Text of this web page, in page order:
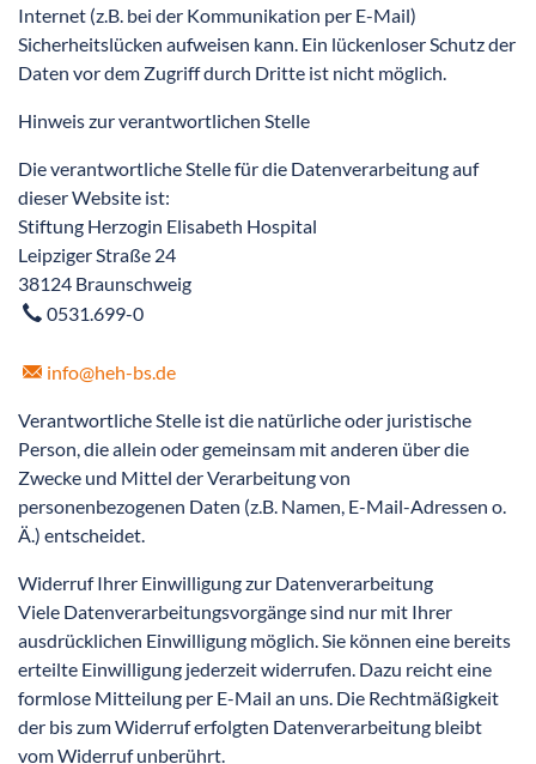
Internet (z.B. bei der Kommunikation per E-Mail)
Sicherheitslücken aufweisen kann. Ein lückenloser Schutz der
Daten vor dem Zugriff durch Dritte ist nicht möglich.
Hinweis zur verantwortlichen Stelle
Die verantwortliche Stelle für die Datenverarbeitung auf
dieser Website ist:
Stiftung Herzogin Elisabeth Hospital
Leipziger Straße 24
38124 Braunschweig
0531.699-0
info@heh-bs.de
Verantwortliche Stelle ist die natürliche oder juristische
Person, die allein oder gemeinsam mit anderen über die
Zwecke und Mittel der Verarbeitung von
personenbezogenen Daten (z.B. Namen, E-Mail-Adressen o.
Ä.) entscheidet.
Widerruf Ihrer Einwilligung zur Datenverarbeitung
Viele Datenverarbeitungsvorgänge sind nur mit Ihrer
ausdrücklichen Einwilligung möglich. Sie können eine bereits
erteilte Einwilligung jederzeit widerrufen. Dazu reicht eine
formlose Mitteilung per E-Mail an uns. Die Rechtmäßigkeit
der bis zum Widerruf erfolgten Datenverarbeitung bleibt
vom Widerruf unberührt.